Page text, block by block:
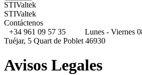
STIValtek
STIValtek
Contáctenos
+34 961 09 57 35
Lunes - Viernes
Tuéjar, 5 Quart de Poblet 46930
Avisos Legales